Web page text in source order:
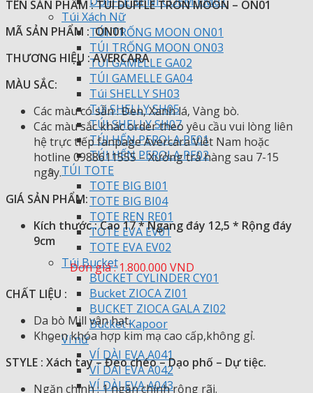
Túi Xách Nữ
TÚI TRỐNG MOON ON01
TÚI TRỐNG MOON ON03
TÚI GAMELLE GA02
TÚI GAMELLE GA04
Túi SHELLY SH03
Túi SHELLY SH05
TÚI SHELLY SH07
TÚI HẾN PEROLA PE01
TÚI HẾN PEROLA PE02
TÚI TOTE
TOTE BIG BI01
TOTE BIG BI04
TOTE REN RE01
TOTE EVA EV01
TOTE EVA EV02
Túi Bucket
BUCKET CYLINDER CY01
Bucket ZIOCA ZI01
BUCKET ZIOCA GALA ZI02
Bucket Kapoor
Ví nữ
VÍ DÀI EVA A041
VÍ DÀI EVA A042
VÍ DÀI EVA A043
TÊN SẢN PHẨM : TÚI DUFFLE TRÒN MOON – ON01
MÃ SẢN PHẨM : ON01
THƯƠNG HIỆU : AVERCARA
MÀU SẮC:
Các màu có sẵn : Đen, Xanh lá, Vàng bò.
Các màu sắc khác order theo yêu cầu vui lòng liên
hệ trực tiếp fanpage Avercara Viêt Nam hoặc
hotline 0988611555 – Xưởng trả hàng sau 7-15
ngày.
GIÁ SẢN PHẨM:️
Kích thước : Cao 17 * Ngang đáy 12,5 * Rộng đáy
9cm
Đơn giá : 1.800.000 VND
CHẤT LIỆU :
Da bò Mill vân hạt.
Khoen khóa hợp kim mạ cao cấp,không gỉ.
STYLE : Xách tay – Đeo chéo – Dạo phố – Dự tiệc.
Ngăn chính : 1 ngăn chính rộng rãi.